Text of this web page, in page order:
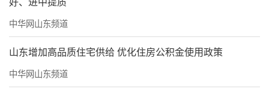
中华网山东频道
山东增加高品质住宅供给 优化住房公积金使用政策
中华网山东频道